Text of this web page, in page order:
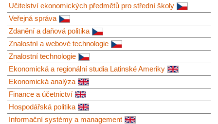
Učitelství ekonomických předmětů pro střední školy
Veřejná správa
Zdanění a daňová politika
Znalostní a webové technologie
Znalostní technologie
Ekonomická a regionální studia Latinské Ameriky
Ekonomická analýza
Finance a účetnictví
Hospodářská politika
Informační systémy a management